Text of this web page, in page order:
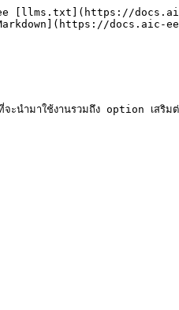
[llms.txt](https://
docs.aic-
ำมาใช้งานรวมถึง option เสริมต่